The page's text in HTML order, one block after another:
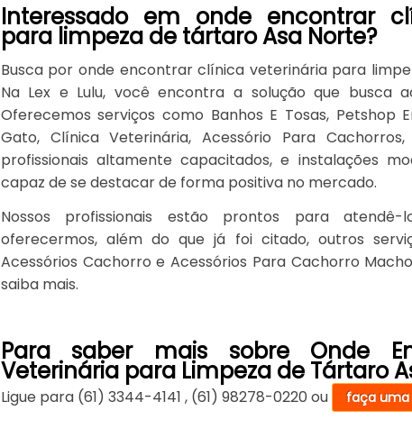
Interessado em onde encontrar
para limpeza de tártaro Asa Norte?
Busca por onde encontrar clínica veterinária para
Na Lex e Lulu, você encontra a solução que busca
Oferecemos serviços como Banhos E Tosas, Petshop
Gato, Clínica Veterinária, Acessório Para
profissionais altamente capacitados, e instalações
capaz de se destacar de forma positiva no mercado.
Nossos profissionais estão prontos para atendê-
oferecermos, além do que já foi citado, outros
Acessórios Cachorro e Acessórios Para Cachorro
saiba mais.
Para saber mais sobre Onde
Veterinária para Limpeza de Tártaro
Ligue para (61) 3344-4141 , (61) 98278-0220 ou faça